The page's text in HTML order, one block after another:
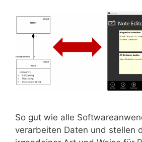
So gut wie alle
verarbeiten Daten und stellen